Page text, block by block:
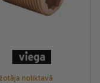
noliktavā